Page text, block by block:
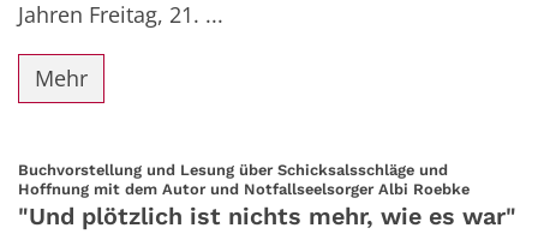
Jahren Freitag, 21. ...
Mehr
Buchvorstellung und Lesung über Schicksalsschläge und
Hoffnung mit dem Autor und Notfallseelsorger Albi Roebke:
"Und plötzlich ist nichts mehr, wie es war"